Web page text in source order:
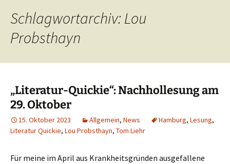
Schlagwortarchiv: Lou
Probsthayn
„Literatur-Quickie“: Nachhollesung am
29. Oktober
15. Oktober 2023 Allgemein, News Hamburg, Lesung,
Literatur Quickie, Lou Probsthayn, Tom Liehr
Für meine im April aus Krankheitsgründen ausgefallene